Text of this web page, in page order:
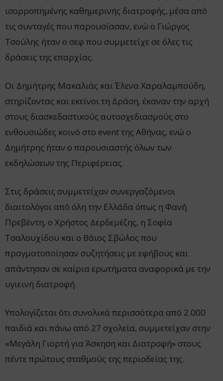
ισορροπημένης καθημερινής διατροφής, μέσα από
τις συνταγές που παρουσίασαν, ενώ ο Γιώργος
Τσούλης ήταν ο σεφ που συμμετείχε σε όλες τις
δράσεις της επαρχίας.
Οι Δημήτρης Μακαλιάς και Έλενα Χαραλαμπούδη,
στηρίζοντας και εκείνοι τη Δράση, έκαναν την αρχή
στους διασκεδαστικούς αυτοσχεδιασμούς στο
ενθουσιώδες κοινό στο event της Αθήνας, ενώ ο
Δημήτρης ήταν ο παρουσιαστής όλων των
εκδηλώσεων της Περιφέρειας.
Στις δράσεις συμμετείχαν συνεργαζόμενοι
διαιτολόγοι από όλη την Ελλάδα όπως η Φανή
Πρεβέντη, ο Χρήστος Δερδεμέζης, η Σοφία
Τσαλουχίδου και ο Βάιος Σβώλος που
πραγματοποίησαν συζητήσεις με εφήβους και
απάντησαν σε καίρια ερωτήματα αναφορικά με την
υγιεινή διατροφή.
Υπολογίζεται ότι συνολικά περισσότερα από 2.000
παιδιά και πάνω από 27 σχολεία, συμμετείχαν στην
«Μεγάλη Γιορτή για Άσκηση και Διατροφή» στους
πέντε πρώτους σταθμούς της περιοδείας της.